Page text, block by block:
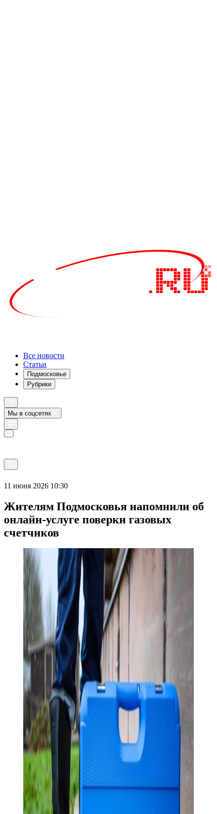
Все новости
Статьи
Подмосковье
Рубрики
Мы в соцсетях
11 июня 2026 10:30
Жителям Подмосковья напомнили об
онлайн-услуге поверки газовых
счетчиков